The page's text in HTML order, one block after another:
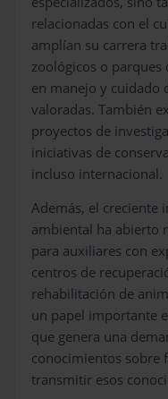
relacionadas con el
amplían su carrera
zoológicos o parques
en manejo y cuidado
valoradas. También
proyectos de
iniciativas de
incluso internacional.
Además, el creciente
ambiental ha abierto
para auxiliares con
centros de
rehabilitación de
un papel importante
que genera una
conocimientos sobre
transmitir esos